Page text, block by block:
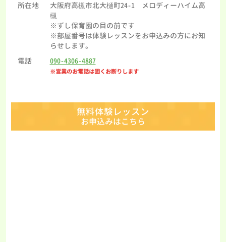
所在地
大阪府高槻市北大樋町24-1 メロディーハイム高
槻
※ずし保育園の目の前です
※部屋番号は体験レッスンをお申込みの方にお知
らせします。
電話
090-4306-4887
※営業のお電話は固くお断りします
無料体験レッスン
お申込みはこちら